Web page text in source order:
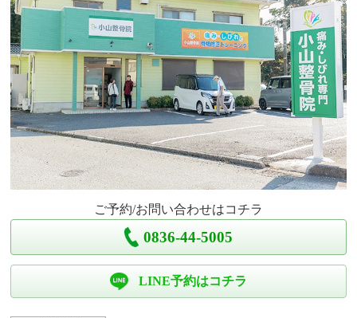
ご予約/お問い合わせはコチラ
0836-44-5005
LINE予約はコチラ